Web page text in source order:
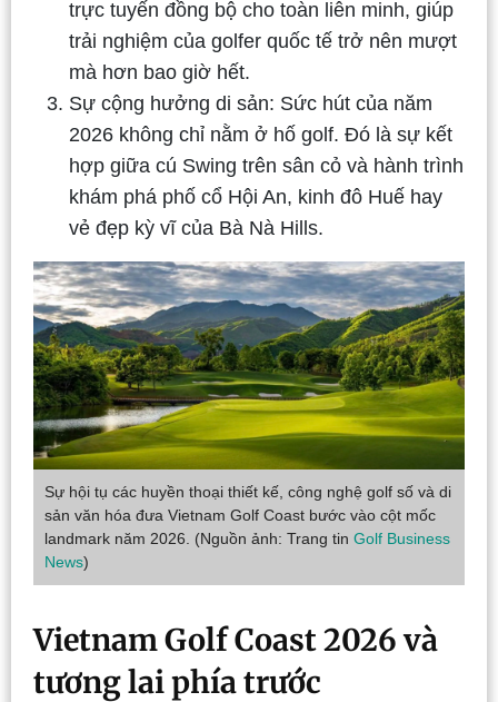
trực tuyến đồng bộ cho toàn liên minh, giúp
trải nghiệm của golfer quốc tế trở nên mượt
mà hơn bao giờ hết.
Sự cộng hưởng di sản: Sức hút của năm
2026 không chỉ nằm ở hố golf. Đó là sự kết
hợp giữa cú Swing trên sân cỏ và hành trình
khám phá phố cổ Hội An, kinh đô Huế hay
vẻ đẹp kỳ vĩ của Bà Nà Hills.
Sự hội tụ các huyền thoại thiết kế, công nghệ golf số và di
sản văn hóa đưa Vietnam Golf Coast bước vào cột mốc
landmark năm 2026. (Nguồn ảnh: Trang tin Golf Business
News)
Vietnam Golf Coast 2026 và
tương lai phía trước